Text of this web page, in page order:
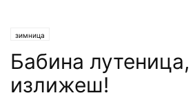
зимница
Бабина
излижеш!